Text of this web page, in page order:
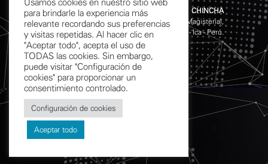
CHINCHA
Av. Garcilazo de la Vega S/N, Mz. D Lote 10, Urb. Magisterial,
Chincha Alta - Ica - Perú.
Términos y Condiciones
Usamos cookies en nuestro sitio web
para brindarle la experiencia más
relevante recordando sus preferencias
y visitas repetidas. Al hacer clic en
"Aceptar todo", acepta el uso de
TODAS las cookies. Sin embargo,
puede visitar "Configuración de
cookies" para proporcionar un
consentimiento controlado.
Configuración de cookies
Aceptar todo